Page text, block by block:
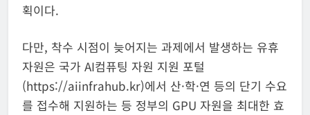
획이다.
다만, 착수 시점이 늦어지는 과제에서 발생하는 유휴
자원은 국가 AI컴퓨팅 자원 지원 포털
(https://aiinfrahub.kr)에서 산·학·연 등의 단기 수요
를 접수해 지원하는 등 정부의 GPU 자원을 최대한 효